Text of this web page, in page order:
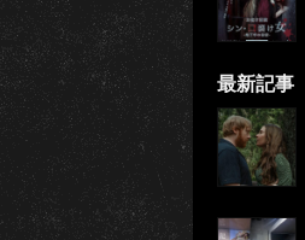
最新記事